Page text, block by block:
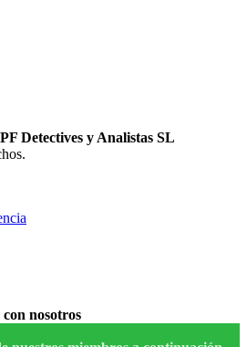
Detectives y Analistas SL
nosotros